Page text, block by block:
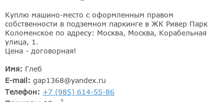
Куплю машино-место с оформленным правом
собственности в подземном паркинге в ЖК Ривер Парк
Коломенское по адресу: Москва, Москва, Корабельная
улица, 1.
Цена - договорная!
Имя: Глеб
E-mail: gap1368@yandex.ru
Телефон: +7 (985) 614-55-86